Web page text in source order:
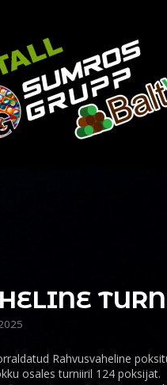
Rahvusvaheline
osales turniiril 124 poksijat.